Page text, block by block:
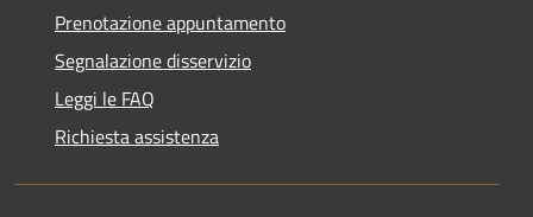
Prenotazione appuntamento
Segnalazione disservizio
Leggi le FAQ
Richiesta assistenza